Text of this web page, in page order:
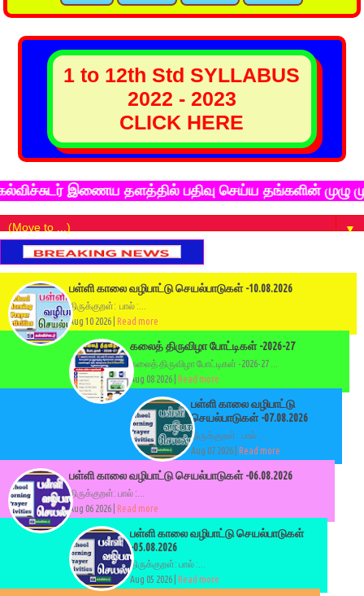
1 to 12th Std SYLLABUS
2022 - 2023
CLICK HERE
தளத்தில் பதிவு செய்ய தங்களின் முழு
▼
பள்ளி காலை வழிபாட்டு செயல்பாடுகள் -10.08.2026
திருக்குறள்: பால் :...
Aug 10 2026 | Read more
கலைத் திருவிழா போட்டிகள் -2026-27
கலைத் திருவிழா போட்டிகள் -2026-27 ...
Aug 08 2026 | Read more
பள்ளி காலை வழிபாட்டு
செயல்பாடுகள் -07.08.2026
திருக்குறள்: பால் :...
Aug 07 2026 | Read more
பள்ளி காலை வழிபாட்டு செயல்பாடுகள் -06.08.2026
திருக்குறள்: பால் :...
Aug 06 2026 | Read more
பள்ளி காலை வழிபாட்டு செயல்பாடுகள்
-05.08.2026
திருக்குறள்: பால் :...
Aug 05 2026 | Read more